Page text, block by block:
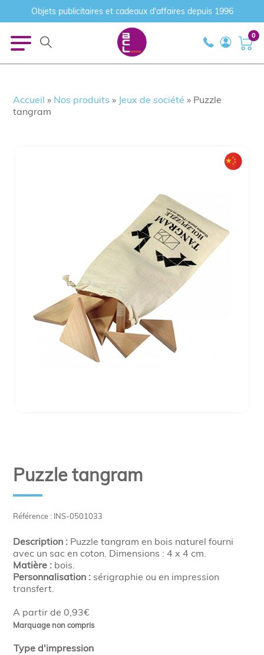
Objets publicitaires et cadeaux d'affaires depuis 1996
0
Accueil » Nos produits » Jeux de société » Puzzle
tangram
Référence : INS-0501033
A partir de 0,93€
Marquage non compris
Puzzle tangram
Description : Puzzle tangram en bois naturel fourni
avec un sac en coton. Dimensions : 4 x 4 cm.
Matière : bois.
Personnalisation : sérigraphie ou en impression
transfert.
Type d'impression